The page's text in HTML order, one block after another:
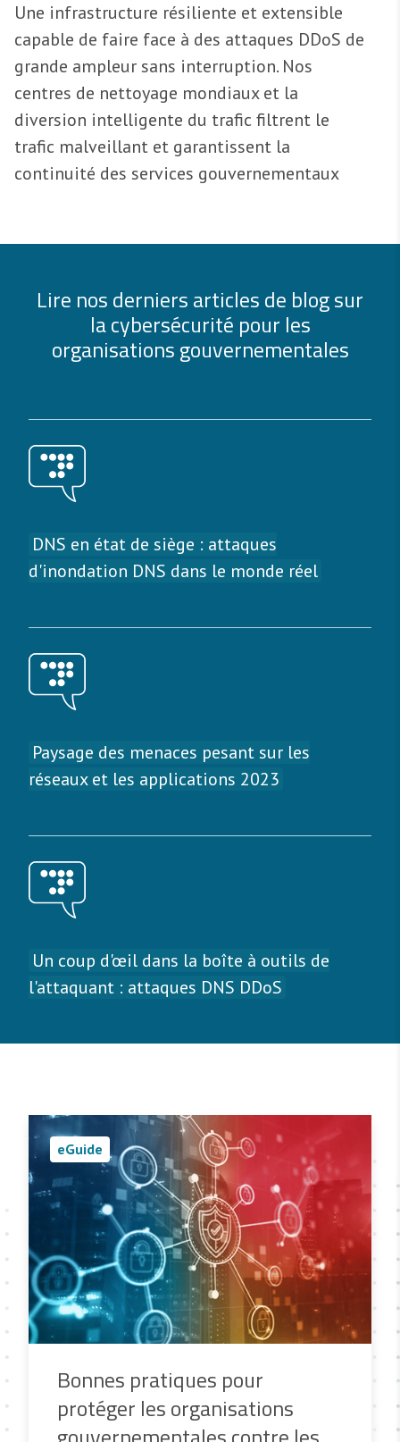
Une infrastructure résiliente et extensible
capable de faire face à des attaques DDoS de
grande ampleur sans interruption. Nos
centres de nettoyage mondiaux et la
diversion intelligente du trafic filtrent le
trafic malveillant et garantissent la
continuité des services gouvernementaux
Lire nos derniers articles de blog sur
la cybersécurité pour les
organisations gouvernementales
DNS en état de siège : attaques
d'inondation DNS dans le monde réel
Paysage des menaces pesant sur les
réseaux et les applications 2023
Un coup d'œil dans la boîte à outils de
l'attaquant : attaques DNS DDoS
eGuide
Bonnes pratiques pour
protéger les organisations